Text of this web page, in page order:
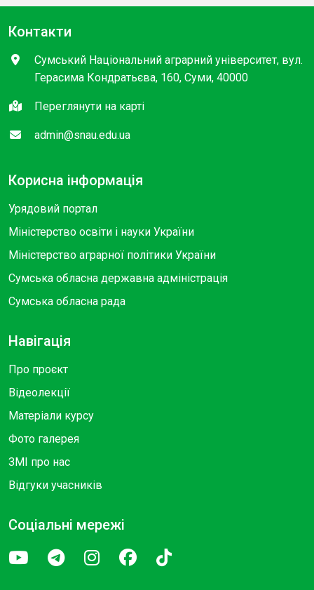
Контакти
Сумський Національний аграрний університет, вул.
Герасима Кондратьєва, 160, Суми, 40000
Переглянути на карті
admin@snau.edu.ua
Корисна інформація
Урядовий портал
Міністерство освіти і науки України
Міністерство аграрної політики України
Сумська обласна державна адміністрація
Сумська обласна рада
Навігація
Про проєкт
Відеолекції
Матеріали курсу
Фото галерея
ЗМІ про нас
Відгуки учасників
Соціальні мережі